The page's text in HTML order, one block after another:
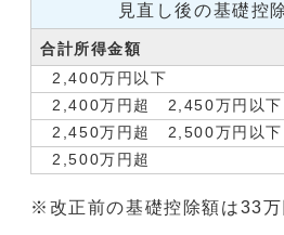
見直し後の基礎控
合計所得金額
2,400万円以下
2,400万円超 2,450万円以下
2,450万円超 2,500万円以下
2,500万円超
※改正前の基礎控除額は33万